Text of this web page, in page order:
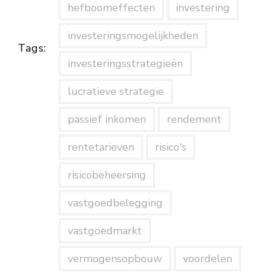
Tags:
hefboomeffecten
investering
investeringsmogelijkheden
investeringsstrategieën
lucratieve strategie
passief inkomen
rendement
rentetarieven
risico's
risicobeheersing
vastgoedbelegging
vastgoedmarkt
vermogensopbouw
voordelen